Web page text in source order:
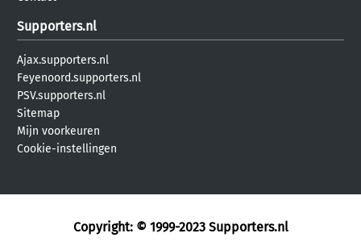
Supporters.nl
Ajax.supporters.nl
Feyenoord.supporters.nl
PSV.supporters.nl
Sitemap
Mijn voorkeuren
Cookie-instellingen
Copyright: © 1999-2023 Supporters.nl